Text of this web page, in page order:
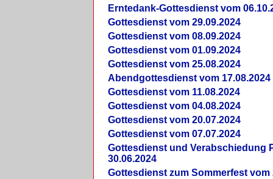
Erntedank-Gottesdienst vom
Gottesdienst vom 29.09.2024
Gottesdienst vom 08.09.2024
Gottesdienst vom 01.09.2024
Gottesdienst vom 25.08.2024
Abendgottesdienst vom 17.08.2024
Gottesdienst vom 11.08.2024
Gottesdienst vom 04.08.2024
Gottesdienst vom 20.07.2024
Gottesdienst vom 07.07.2024
Gottesdienst und Verabschiedung
30.06.2024
Gottesdienst zum Sommerfest vom